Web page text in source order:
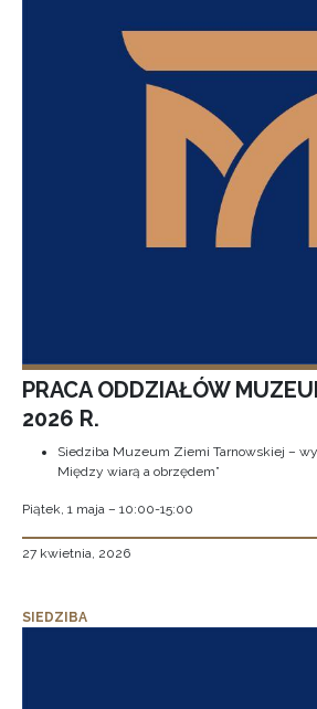
PRACA ODDZIAŁÓW
2026 R.
Siedziba Muzeum Ziemi Tarnowskiej –
Między wiarą a obrzędem”
Piątek, 1 maja – 10:00-15:00
27 kwietnia, 2026
SIEDZIBA